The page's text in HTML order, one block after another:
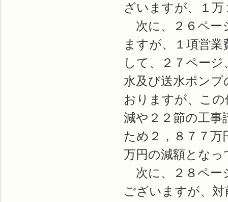
ざいますが、１
次に、２６ペー
ますが、１項営
して、２７ペー
水及び送水ポンプ
おりますが、こ
減や２２節の工事
ため２，８７７万
万円の減額とな
次に、２８ペー
ございますが、対